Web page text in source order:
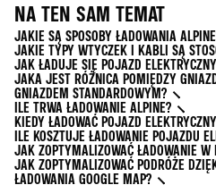
NA TEN SAM TEMAT
JAKIE SĄ SPOSOBY ŁADOWANIA
JAKIE TYPY WTYCZEK I KABLI SĄ
JAK ŁADUJE SIĘ POJAZD
JAKA JEST RÓŻNICA POMIĘDZY
GNIAZDEM STANDARDOWYM?
ILE TRWA ŁADOWANIE ALPINE?
KIEDY ŁADOWAĆ POJAZD
ILE KOSZTUJE ŁADOWANIE POJAZDU
JAK ZOPTYMALIZOWAĆ ŁADOWANIE W
JAK ZOPTYMALIZOWAĆ PODRÓŻE
ŁADOWANIA GOOGLE MAP?